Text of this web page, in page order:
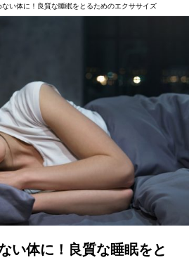
い体に！良質な睡眠をとるためのエクササイズ
い体に！良質な睡眠をと